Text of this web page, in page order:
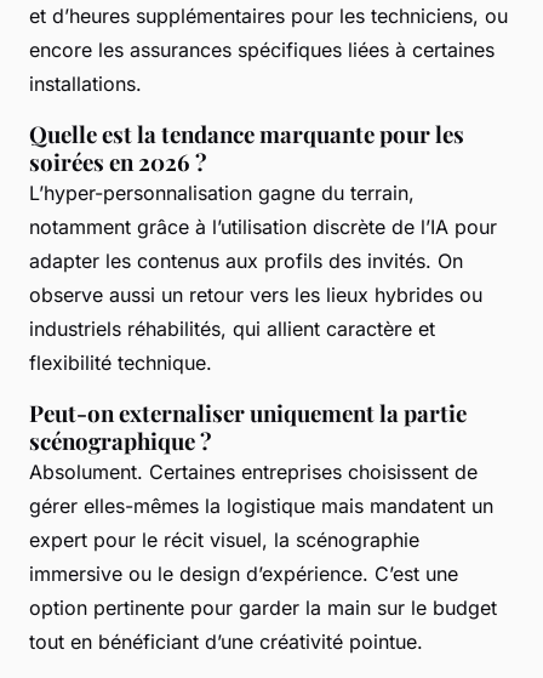
et d’heures supplémentaires pour les techniciens, ou
encore les assurances spécifiques liées à certaines
installations.
Quelle est la tendance marquante pour les
soirées en 2026 ?
L’hyper-personnalisation gagne du terrain,
notamment grâce à l’utilisation discrète de l’IA pour
adapter les contenus aux profils des invités. On
observe aussi un retour vers les lieux hybrides ou
industriels réhabilités, qui allient caractère et
flexibilité technique.
Peut-on externaliser uniquement la partie
scénographique ?
Absolument. Certaines entreprises choisissent de
gérer elles-mêmes la logistique mais mandatent un
expert pour le récit visuel, la scénographie
immersive ou le design d’expérience. C’est une
option pertinente pour garder la main sur le budget
tout en bénéficiant d’une créativité pointue.